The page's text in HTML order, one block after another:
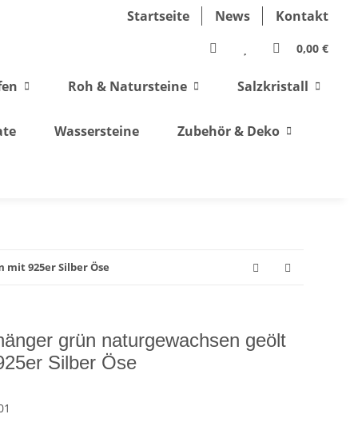
Startseite News Kontakt
0,00 €
Roh & Natursteine Salzkristall
Wassersteine Zubehör & Deko
925er Silber Öse
grün naturgewachsen geölt
Silber Öse